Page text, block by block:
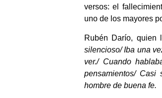
versos: el
uno de los mayores
Rubén Darío, quien
silencioso/ Iba una
ver./ Cuando
pensamientos/ Casi
hombre de buena fe.